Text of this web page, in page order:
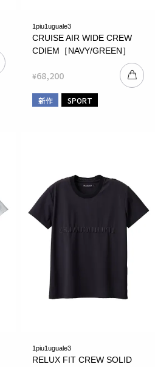
1piu1uguale3
CRUISE AIR WIDE CREW
CDIEM［NAVY/GREEN］
¥68,200
新作 SPORT
1piu1uguale3
RELUX FIT CREW SOLID